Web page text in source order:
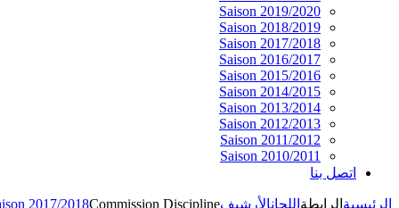
Saison 2019/2020
Saison 2018/2019
Saison 2017/2018
Saison 2016/2017
Saison 2015/2016
Saison 2014/2015
Saison 2013/2014
Saison 2012/2013
Saison 2011/2012
Saison 2010/2011
اتصل بنا
الرئيسية الرابطة اللجانالأرشيف 2017/2018Commission Discipline